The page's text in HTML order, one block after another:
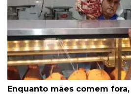
Enquanto mães comem